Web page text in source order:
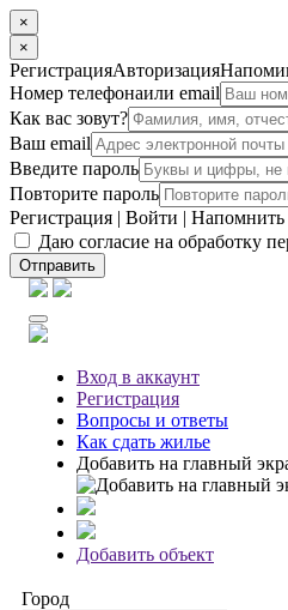
×
×
РегистрацияАвторизация
Номер телефонаили email
Как вас зовут?
Ваш email
Введите пароль
Повторите пароль
Регистрация | Войти | Напомнить
Даю согласие на обработку
Отправить
Вход в аккаунт
Регистрация
Вопросы и ответы
Как сдать жилье
Добавить на главный
Добавить объект
Город